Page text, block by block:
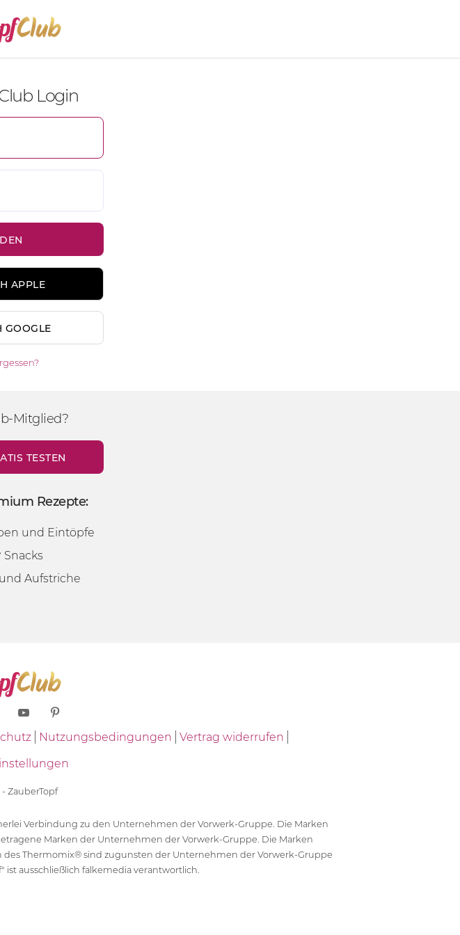
Login
APPLE
GOOGLE
Mitglied?
TESTEN
Rezepte:
und Eintöpfe
Snacks
Aufstriche
Nutzungsbedingungen
Vertrag widerrufen
ZauberTopf
Verbindung zu den Unternehmen der Vorwerk-Gruppe. Die Marken
Marken der Unternehmen der Vorwerk-Gruppe. Die Marken
des Thermomix® sind zugunsten der Unternehmen der Vorwerk-Gruppe
ist ausschließlich falkemedia verantwortlich.